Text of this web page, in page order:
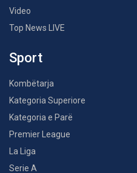
Video
Top News LIVE
Sport
Kombëtarja
Kategoria Superiore
Kategoria e Parë
Premier League
La Liga
Serie A